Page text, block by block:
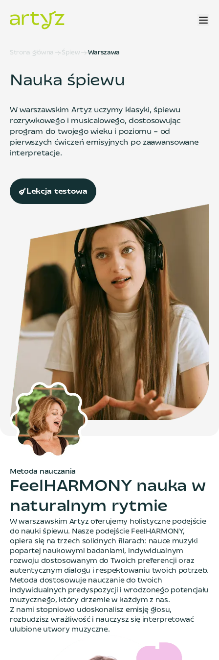
Strona główna Śpiew Warszawa
Nauka śpiewu
W warszawskim Artyz uczymy klasyki, śpiewu
rozrywkowego i musicalowego, dostosowując
program do twojego wieku i poziomu – od
pierwszych ćwiczeń emisyjnych po zaawansowane
interpretacje.
Lekcja testowa
Metoda nauczania
FeelHARMONY nauka w
naturalnym rytmie
W warszawskim Artyz oferujemy holistyczne podejście
do nauki śpiewu. Nasze podejście FeelHARMONY,
opiera się na trzech solidnych filarach: nauce muzyki
popartej naukowymi badaniami, indywidualnym
rozwoju dostosowanym do Twoich preferencji oraz
autentycznym dialogu i respektowaniu twoich potrzeb.
Metoda dostosowuje nauczanie do twoich
indywidualnych predyspozycji i wrodzonego potencjału
muzycznego, który drzemie w każdym z nas.
Z nami stopniowo udoskonalisz emisję głosu,
rozbudzisz wrażliwość i nauczysz się interpretować
ulubione utwory muzyczne.